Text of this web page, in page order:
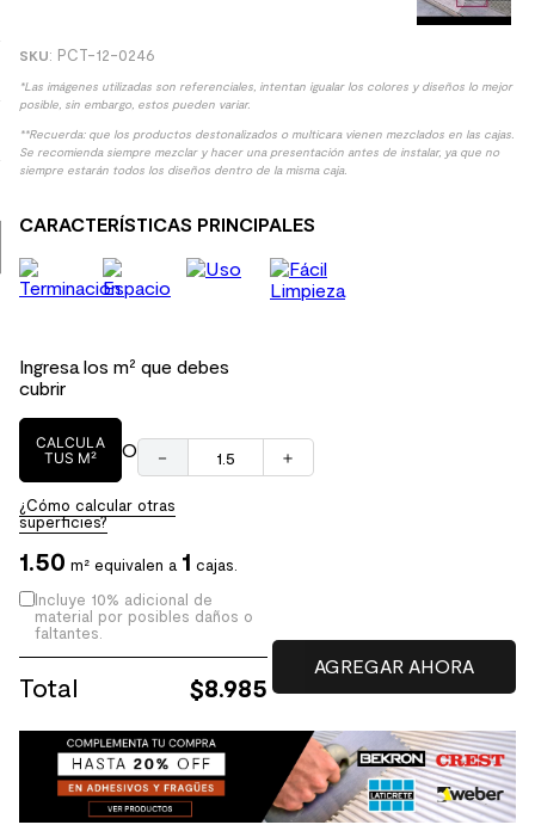
: PCT-12-0246
*Las imágenes utilizadas son referenciales, intentan igualar los colores y diseños lo mejor
posible, sin embargo, estos pueden variar.
**Recuerda: que los productos destonalizados o multicara vienen mezclados en las cajas.
Se recomienda siempre mezclar y hacer una presentación antes de instalar, ya que no
siempre estarán todos los diseños dentro de la misma caja.
CARACTERÍSTICAS PRINCIPALES
Ingresa los m² que debes
cubrir
CALCULA
TUS M²
O ＋
－
¿Cómo calcular otras
superficies?
1.50 m² equivalen a 1 cajas.
Incluye 10% adicional de
material por posibles daños o
faltantes.
Total $8.985